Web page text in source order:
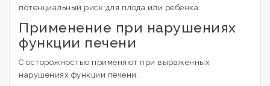
потенциальный риск для плода или ребенка.
Применение при нарушениях
функции печени
С осторожностью применяют при выраженных
нарушениях функции печени.